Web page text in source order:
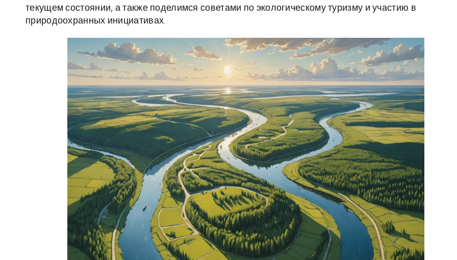
текущем состоянии, а также поделимся советами по экологическому туризму и участию в
природоохранных инициативах.